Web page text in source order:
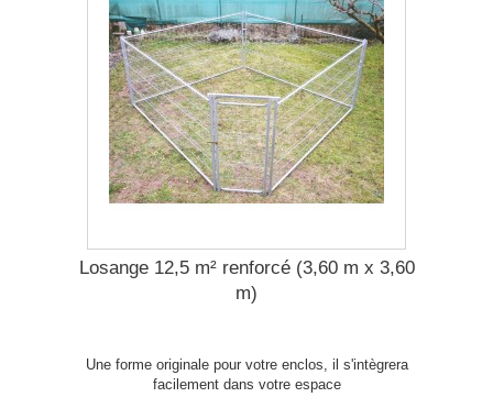
Losange 12,5 m² renforcé (3,60 m x 3,60
m)
Une forme originale pour votre enclos, il s'intègrera
facilement dans votre espace